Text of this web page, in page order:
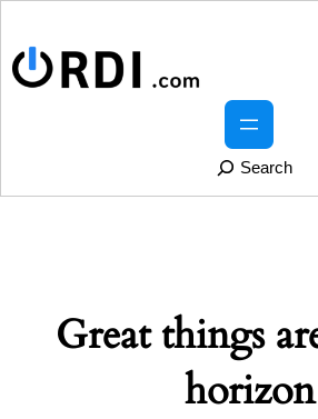
h
Great things
horizon